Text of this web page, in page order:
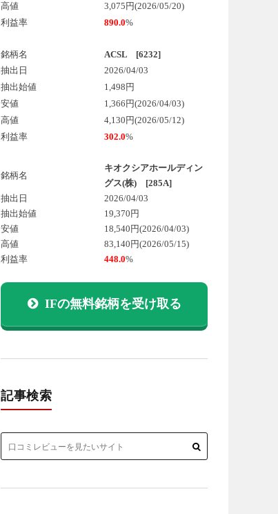
高値
3,075円(2026/05/20)
利益率
890.0%
銘柄名
ACSL [6232]
抽出日
2026/04/03
抽出始値
1,498円
安値
1,366円(2026/04/03)
高値
4,130円(2026/05/12)
利益率
302.0%
銘柄名
キオクシアホールディン
グス(株) [285A]
抽出日
2026/04/03
抽出始値
19,370円
安値
18,540円(2026/04/03)
高値
83,140円(2026/05/15)
利益率
448.0%
IFの無料銘柄を受け取る
記事検索